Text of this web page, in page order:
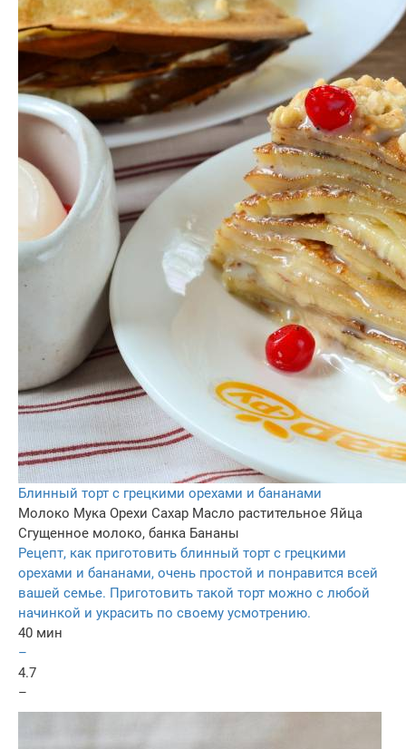
Блинный торт с грецкими орехами и бананами
Молоко Мука Орехи Сахар Масло растительное Яйца
Сгущенное молоко, банка Бананы
Рецепт, как приготовить блинный торт с грецкими
орехами и бананами, очень простой и понравится всей
вашей семье. Приготовить такой торт можно с любой
начинкой и украсить по своему усмотрению.
40 мин
–
4.7
–